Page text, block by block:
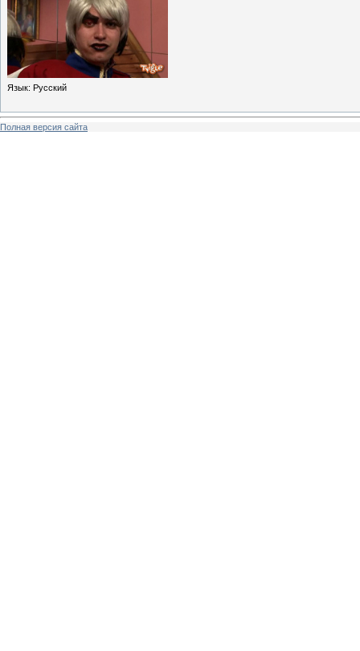
Язык: Русский
Полная версия сайта